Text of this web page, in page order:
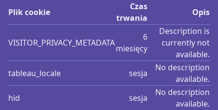
Plik cookie
Czas
trwania
Opis
VISITOR_PRIVACY_METADATA
6
miesięcy
Description is
currently not
available.
tableau_locale
sesja
No description
available.
hid
sesja
No description
available.